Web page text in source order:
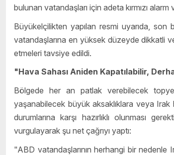
bulunan vatandaşları için adeta kırmızı alarm
Büyükelçilikten yapılan resmi uyarıda,
vatandaşlarına en yüksek düzeyde dikkatli
etmeleri tavsiye edildi.
"Hava Sahası Aniden Kapatılabilir,
Bölgede her an patlak verebilecek
yaşanabilecek büyük aksaklıklara veya Irak
durumlarına karşı hazırlıklı olunması
vurgulayarak şu net çağrıyı yaptı:
"ABD vatandaşlarının herhangi bir